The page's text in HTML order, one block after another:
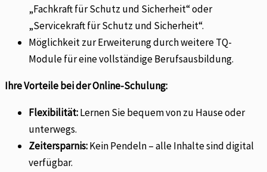
„Fachkraft für Schutz und Sicherheit“ oder
„Servicekraft für Schutz und Sicherheit“.
Möglichkeit zur Erweiterung durch weitere TQ-
Module für eine vollständige Berufsausbildung.
Ihre Vorteile bei der Online-Schulung:
Flexibilität:Lernen Sie bequem von zu Hause oder
unterwegs.
Zeitersparnis:Kein Pendeln – alle Inhalte sind digital
verfügbar.